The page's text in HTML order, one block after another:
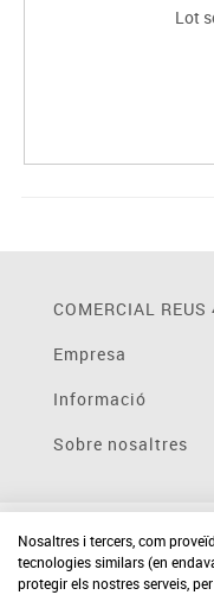
Lot
COMERCIAL REUS
Empresa
Informació
Sobre nosaltres
Nosaltres i tercers, com
tecnologies similars (en
protegir els nostres serveis,